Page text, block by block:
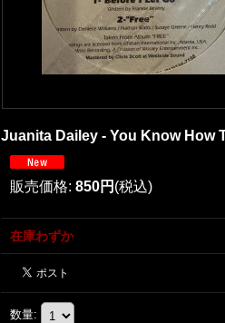
Juanita Dailey - You Know How
販売価格: 850円 (税込)
在庫わずか
数量: